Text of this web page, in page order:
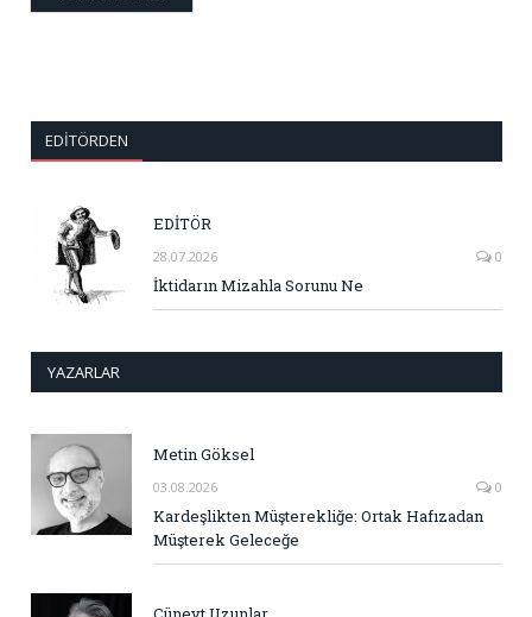
EDITÖRDEN
EDİTÖR
28.07.2026 0
İktidarın Mizahla Sorunu Ne
YAZARLAR
Metin Göksel
03.08.2026 0
Kardeşlikten Müşterekliğe: Ortak Hafızadan
Müşterek Geleceğe